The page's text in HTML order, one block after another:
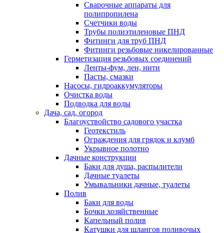
Сварочные аппараты для
полипропилена
Счетчики воды
Трубы полиэтиленовые ПНД
Фитинги для труб ПНД
Фитинги резьбовые никелированные
Герметизация резьбовых соединений
Ленты-фум, лен, нити
Пасты, смазки
Насосы, гидроаккумуляторы
Очистка воды
Подводка для воды
Дача, сад, огород
Благоуствойство садового участка
Геотекстиль
Ограждения для грядок и клумб
Укрывное полотно
Дачные конструкции
Баки для душа, распылители
Дачные туалеты
Умывальники дачные, туалеты
Полив
Баки для воды
Бочки хозяйственные
Капельный полив
Катушки для шлангов поливочых